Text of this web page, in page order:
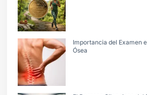
Importancia del Examen
Ósea